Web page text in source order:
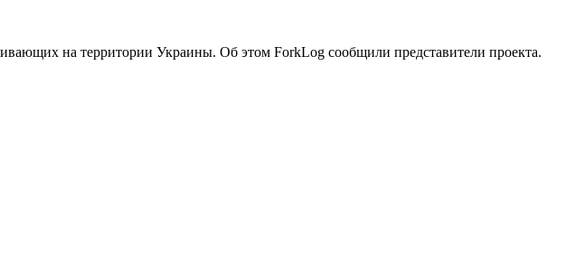
на территории Украины. Об этом ForkLog сообщили представители проекта.